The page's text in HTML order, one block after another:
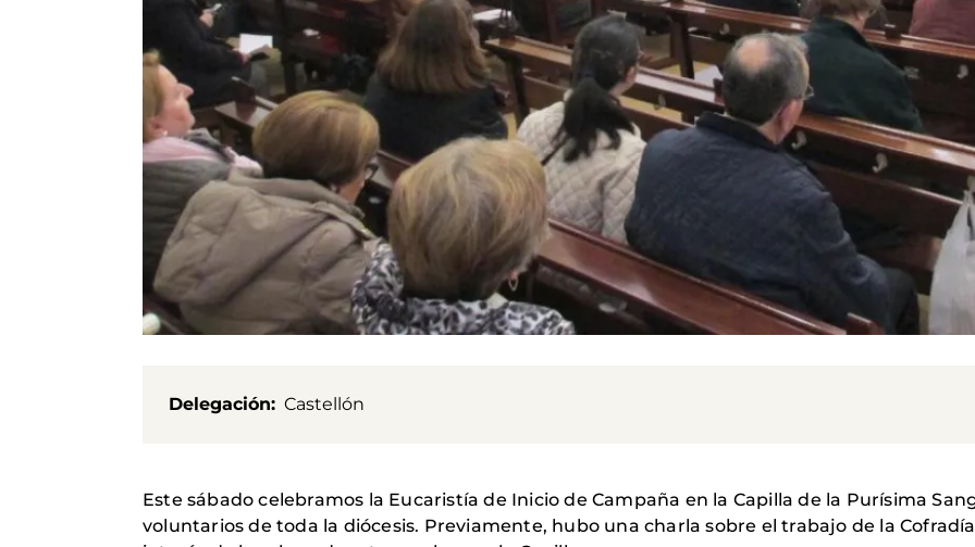
Delegación Castellón
Este sábado celebramos la Eucaristía de Inicio de Campaña en la Capilla de la Purísima
voluntarios de toda la diócesis. Previamente, hubo una charla sobre el trabajo de la